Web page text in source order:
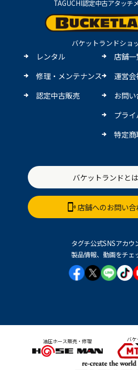
TAGUCHI認定中古アタッチ
バケットランドショ
レンタル
修理・メンテナンス
認定中古販売
店舗
運営
お問
プラ
特定
バケットランドと
店舗へのお問い合
タグチ公式SNSアカウ
製品情報、動画をチェ
油圧ホース販売・修理 バケ